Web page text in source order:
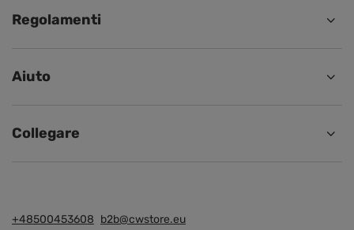
Regolamenti
Aiuto
Collegare
+48500453608 b2b@cwstore.eu